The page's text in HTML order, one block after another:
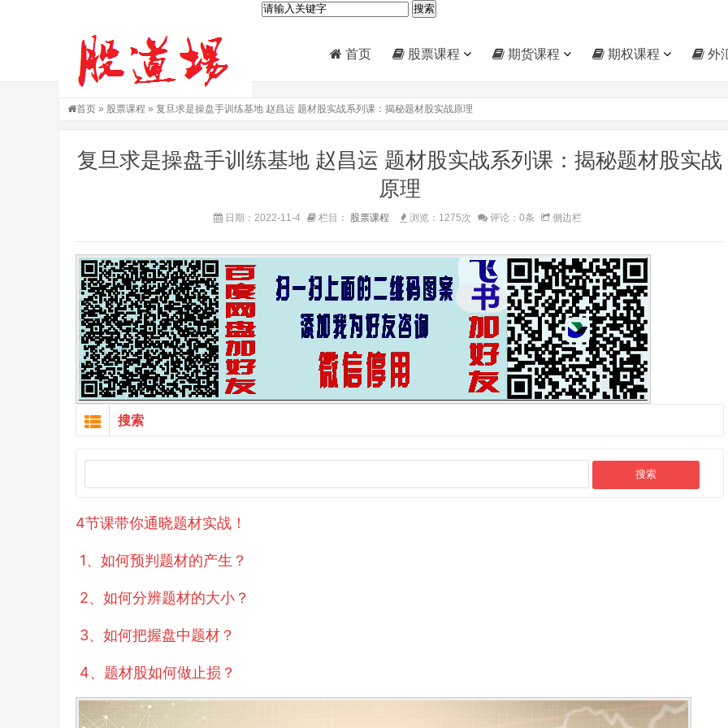
首页 股票课程 期货课程 期权课程 外
首页 » 股票课程 » 复旦求是操盘手训练基地 赵昌运 题材股实战系列课：揭秘题材股实战原理
复旦求是操盘手训练基地 赵昌运 题材股实战系列课：揭秘题材股实战
原理
日期：2022-11-4 栏目： 股票课程 浏览：1275次 评论：0条 侧边栏
搜索
4节课带你通晓题材实战！
1、如何预判题材的产生？
2、如何分辨题材的大小？
3、如何把握盘中题材？
4、题材股如何做止损？